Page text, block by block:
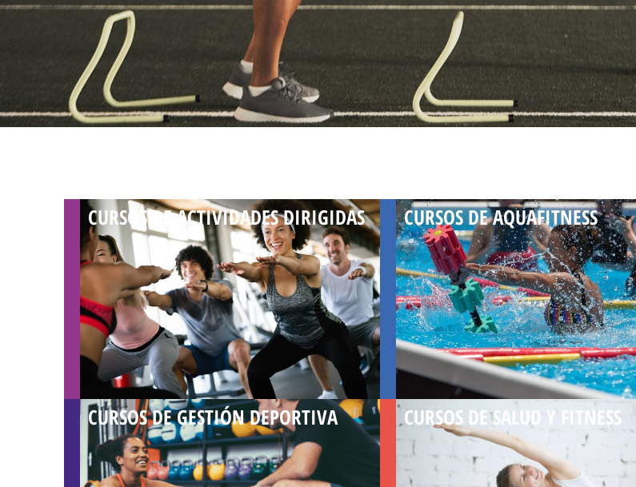
CURSOS DE ACTIVIDADES DIRIGIDAS CURSOS DE AQUAFITNESS
CURSOS DE GESTIÓN DEPORTIVA CURSOS DE SALUD Y FITNESS